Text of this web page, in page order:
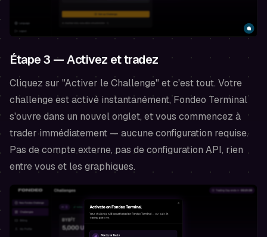
Étape 3 — Activez et tradez
Cliquez sur "Activer le Challenge" et c'est tout. Votre
challenge est activé instantanément, Fondeo Terminal
s'ouvre dans un nouvel onglet, et vous commencez à
trader immédiatement — aucune configuration requise.
Pas de compte externe, pas de configuration API, rien
entre vous et les graphiques.